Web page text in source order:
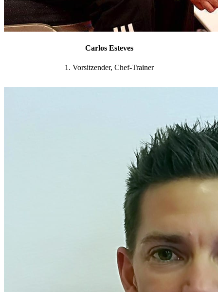
Carlos Esteves
1. Vorsitzender, Chef-Trainer